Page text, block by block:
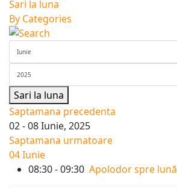
Sari la luna
By Categories
Sari la luna
Saptamana precedenta
02 - 08 Iunie, 2025
Saptamana urmatoare
04 Iunie
08:30 - 09:30 Apolodor spre lună